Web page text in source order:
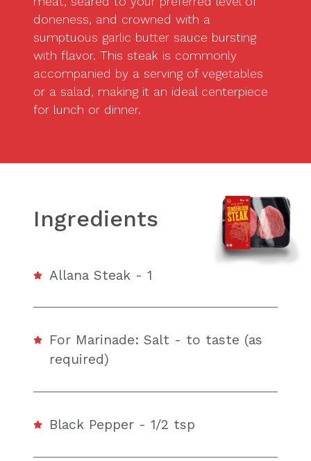
doneness, and crowned with a
sumptuous garlic butter sauce bursting
with flavor. This steak is commonly
accompanied by a serving of vegetables
or a salad, making it an ideal centerpiece
for lunch or dinner.
Ingredients
Allana Steak - 1
For Marinade: Salt - to taste (as
required)
Black Pepper - 1/2 tsp